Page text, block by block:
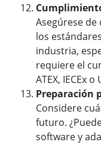
Asegúrese
los
industria,
requiere el
ATEX, IECEx o
Preparación
Considere
futuro.
software y